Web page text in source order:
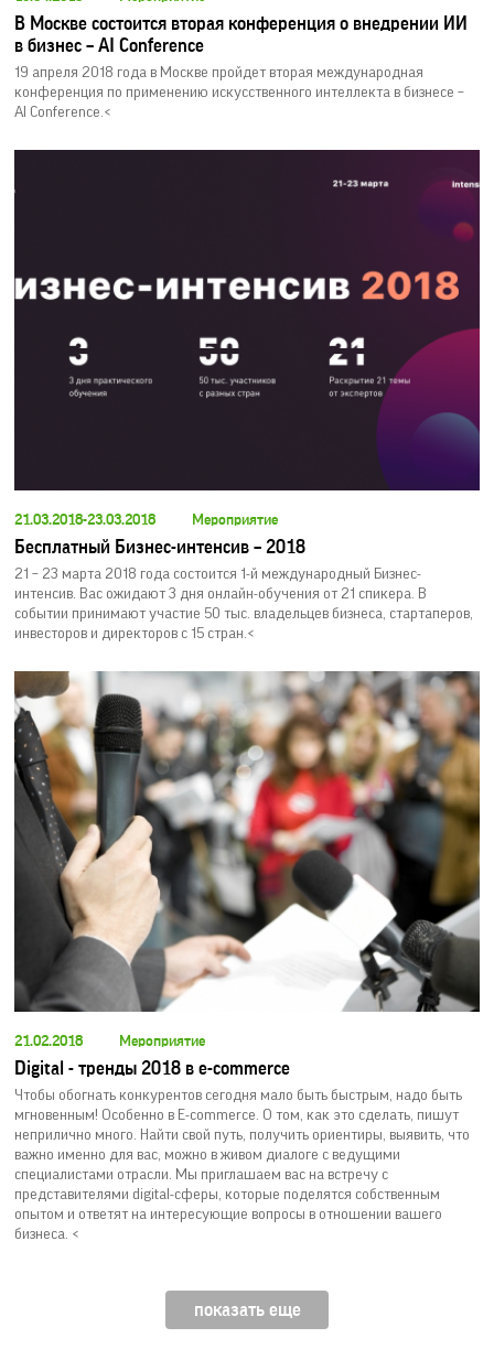
В Москве состоится вторая конференция о внедрении ИИ
в бизнес – AI Conference
19 апреля 2018 года в Москве пройдет вторая международная
конференция по применению искусственного интеллекта в бизнесе –
AI Conference.<
21.03.2018-23.03.2018 Мероприятие
Бесплатный Бизнес-интенсив – 2018
21 – 23 марта 2018 года состоится 1-й международный Бизнес-
интенсив. Вас ожидают 3 дня онлайн-обучения от 21 спикера. В
событии принимают участие 50 тыс. владельцев бизнеса, стартаперов,
инвесторов и директоров с 15 стран.<
21.02.2018 Мероприятие
Digital - тренды 2018 в e-commerсe
Чтобы обогнать конкурентов сегодня мало быть быстрым, надо быть
мгновенным! Особенно в E-commerce. О том, как это сделать, пишут
неприлично много. Найти свой путь, получить ориентиры, выявить, что
важно именно для вас, можно в живом диалоге с ведущими
специалистами отрасли. Мы приглашаем вас на встречу с
представителями digital-сферы, которые поделятся собственным
опытом и ответят на интересующие вопросы в отношении вашего
бизнеса. <
показать еще